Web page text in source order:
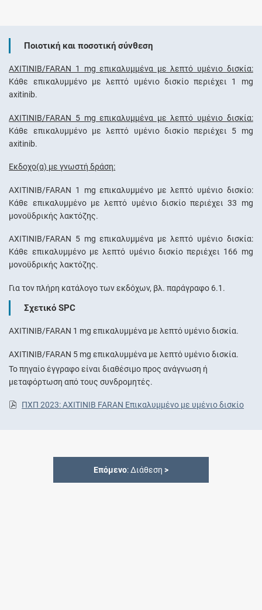
Ποιοτική και ποσοτική σύνθεση
AXITINIB/FARAN 1 mg επικαλυμμένα με λεπτό υμένιο δισκία:
Κάθε επικαλυμμένο με λεπτό υμένιο δισκίο περιέχει 1 mg
axitinib.
AXITINIB/FARAN 5 mg επικαλυμμένα με λεπτό υμένιο δισκία:
Κάθε επικαλυμμένο με λεπτό υμένιο δισκίο περιέχει 5 mg
axitinib.
Έκδοχο(α) με γνωστή δράση:
AXITINIB/FARAN 1 mg επικαλυμμένο με λεπτό υμένιο δισκίο:
Κάθε επικαλυμμένο με λεπτό υμένιο δισκίο περιέχει 33 mg
μονοϋδρικής λακτόζης.
AXITINIB/FARAN 5 mg επικαλυμμένα με λεπτό υμένιο δισκία:
Κάθε επικαλυμμένο με λεπτό υμένιο δισκίο περιέχει 166 mg
μονοϋδρικής λακτόζης.
Για τον πλήρη κατάλογο των εκδόχων, βλ. παράγραφο 6.1.
Σχετικό SPC
AXITINIB/FARAN 1 mg επικαλυμμένα με λεπτό υμένιο δισκία.
AXITINIB/FARAN 5 mg επικαλυμμένα με λεπτό υμένιο δισκία.
Το πηγαίο έγγραφο είναι διαθέσιμο προς ανάγνωση ή
μεταφόρτωση από τους συνδρομητές.
ΠΧΠ 2023: AXITINIB FARAN Επικαλυμμένο με υμένιο δισκίο
Επόμενο: Διάθεση >